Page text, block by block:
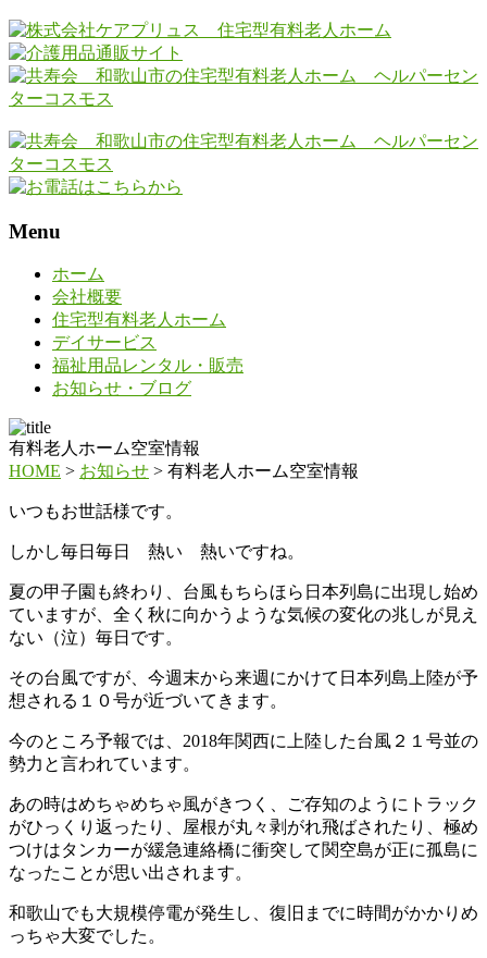
Menu
ホーム
会社概要
住宅型有料老人ホーム
デイサービス
福祉用品レンタル・販売
お知らせ・ブログ
有料老人ホーム空室情報
HOME > お知らせ > 有料老人ホーム空室情報
いつもお世話様です。
しかし毎日毎日 熱い 熱いですね。
夏の甲子園も終わり、台風もちらほら日本列島に出現し始め
ていますが、全く秋に向かうような気候の変化の兆しが見え
ない（泣）毎日です。
その台風ですが、今週末から来週にかけて日本列島上陸が予
想される１０号が近づいてきます。
今のところ予報では、2018年関西に上陸した台風２１号並の
勢力と言われています。
あの時はめちゃめちゃ風がきつく、ご存知のようにトラック
がひっくり返ったり、屋根が丸々剥がれ飛ばされたり、極め
つけはタンカーが緩急連絡橋に衝突して関空島が正に孤島に
なったことが思い出されます。
和歌山でも大規模停電が発生し、復旧までに時間がかかりめ
っちゃ大変でした。